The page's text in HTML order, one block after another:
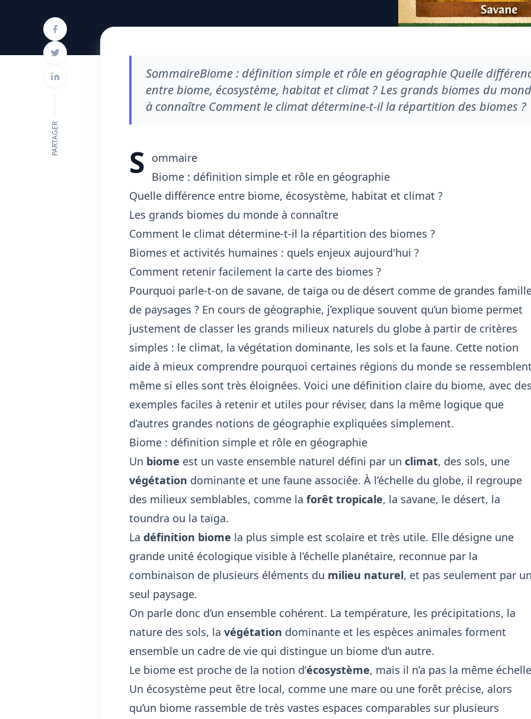
PARTAGER
SommaireBiome : définition simple et rôle en géographie Quelle
entre biome, écosystème, habitat et climat ? Les grands biomes du
à connaître Comment le climat détermine-t-il la répartition des biomes ?
S ommaire
Biome : définition simple et rôle en géographie
Quelle différence entre biome, écosystème, habitat et climat ?
Les grands biomes du monde à connaître
Comment le climat détermine-t-il la répartition des biomes ?
Biomes et activités humaines : quels enjeux aujourd'hui ?
Comment retenir facilement la carte des biomes ?
Pourquoi parle-t-on de savane, de taïga ou de désert comme de grandes
de paysages ? En cours de géographie, j’explique souvent qu’un biome permet
justement de classer les grands milieux naturels du globe à partir de critères
simples : le climat, la végétation dominante, les sols et la faune. Cette notion
aide à mieux comprendre pourquoi certaines régions du monde se
même si elles sont très éloignées. Voici une définition claire du biome, avec des
exemples faciles à retenir et utiles pour réviser, dans la même logique que
d’autres grandes notions de géographie expliquées simplement.
Biome : définition simple et rôle en géographie
Un biome est un vaste ensemble naturel défini par unclimat, des sols, une
végétation dominante et une faune associée. À l’échelle du globe, il regroupe
des milieux semblables, comme laforêt tropicale, la savane, le désert, la
toundra ou la taïga.
Ladéfinition biome la plus simple est scolaire et très utile. Elle désigne une
grande unité écologique visible à l’échelle planétaire, reconnue par la
combinaison de plusieurs éléments du milieu naturel, et pas seulement par un
seul paysage.
On parle donc d’un ensemble cohérent. La température, les précipitations, la
nature des sols, lavégétation dominante et les espèces animales forment
ensemble un cadre de vie qui distingue un biome d’un autre.
Le biome est proche de la notion d’écosystème, mais il n’a pas la même
Un écosystème peut être local, comme une mare ou une forêt précise, alors
qu’un biome rassemble de très vastes espaces comparables sur plusieurs